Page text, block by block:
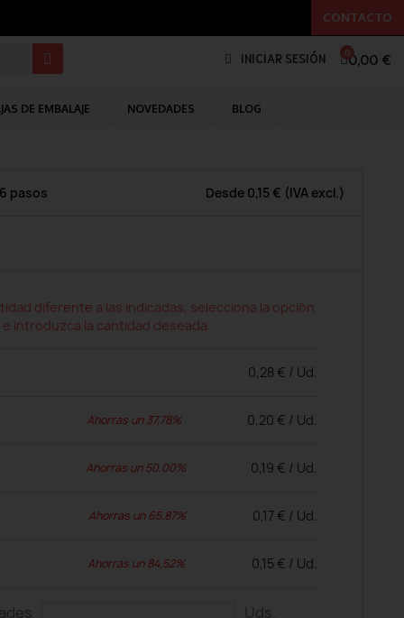
CONTACTO
INICIAR SESIÓN 0,00 €
DE EMBALAJE NOVEDADES BLOG
pasos Desde 0,15 € (IVA excl.)
diferente a las indicadas, selecciona la opción
introduzca la cantidad deseada
0,28 € / Ud.
Ahorras un 37,78% 0,20 € / Ud.
Ahorras un 50,00% 0,19 € / Ud.
Ahorras un 65,87% 0,17 € / Ud.
Ahorras un 84,52% 0,15 € / Ud.
Uds.